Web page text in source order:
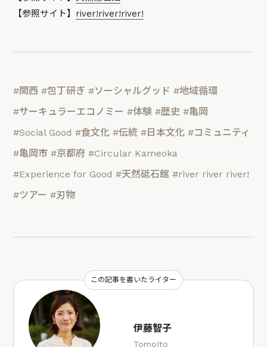
【参照サイト】 river!river!river!
#関西 #包丁研ぎ #ソーシャルグッド #地域循環
#サーキュラーエコノミー #体験 #歴史 #亀岡
#Social Good #食文化 #伝統 #日本文化 #コミュニティ
#亀岡市 #京都府 #Circular Kameoka
#Experience for Good #天然砥石館 #river river river!
#ツアー #刃物
この記事を書いたライター
伊藤智子
TomoIto